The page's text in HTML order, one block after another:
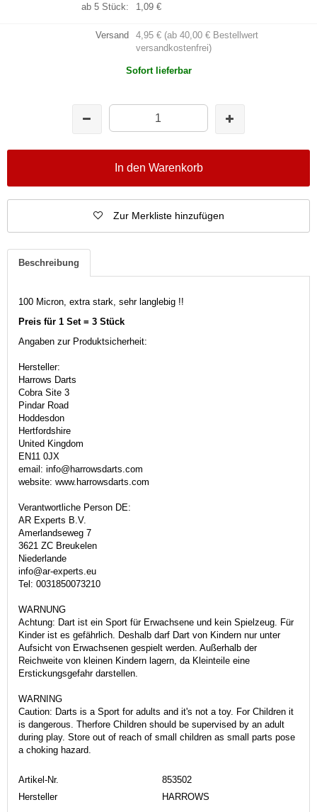
ab 5 Stück:
1,09 €
Versand
4,95 € (ab 40,00 € Bestellwert
versandkostenfrei)
Sofort lieferbar
In den Warenkorb
Zur Merkliste hinzufügen
Beschreibung
100 Micron, extra stark, sehr langlebig !!
Preis für 1 Set = 3 Stück
Angaben zur Produktsicherheit:
Hersteller:
Harrows Darts
Cobra Site 3
Pindar Road
Hoddesdon
Hertfordshire
United Kingdom
EN11 0JX
email: info@harrowsdarts.com
website: www.harrowsdarts.com
Verantwortliche Person DE:
AR Experts B.V.
Amerlandseweg 7
3621 ZC Breukelen
Niederlande
info@ar-experts.eu
Tel: 0031850073210
WARNUNG
Achtung: Dart ist ein Sport für Erwachsene und kein Spielzeug. Für
Kinder ist es gefährlich. Deshalb darf Dart von Kindern nur unter
Aufsicht von Erwachsenen gespielt werden. Außerhalb der
Reichweite von kleinen Kindern lagern, da Kleinteile eine
Erstickungsgefahr darstellen.
WARNING
Caution: Darts is a Sport for adults and it's not a toy. For Children it
is dangerous. Therfore Children should be supervised by an adult
during play. Store out of reach of small children as small parts pose
a choking hazard.
Artikel-Nr.
853502
Hersteller
HARROWS